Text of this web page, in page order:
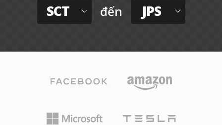
SCT đến JPS